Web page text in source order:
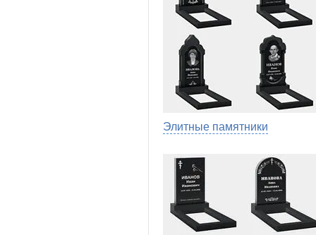
Элитные памятники